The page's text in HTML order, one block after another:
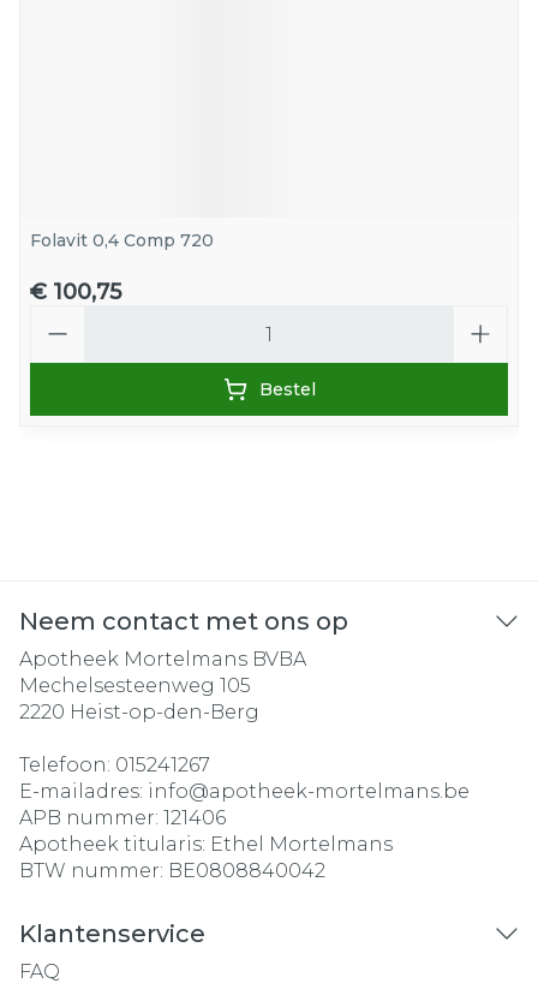
Folavit 0,4 Comp 720
€ 100,75
Bestel
Neem contact met ons op
Apotheek Mortelmans BVBA
Mechelsesteenweg 105
2220 Heist-op-den-Berg
Telefoon: 015241267
E-mailadres: info@apotheek-mortelmans.be
APB nummer: 121406
Apotheek titularis: Ethel Mortelmans
BTW nummer: BE0808840042
Klantenservice
FAQ